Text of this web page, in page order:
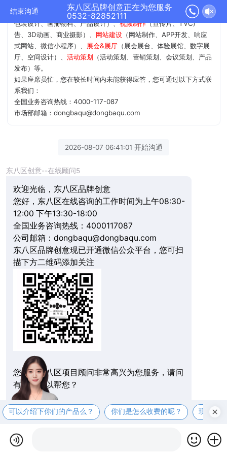
结束沟通
东八区品牌创意正在为您服务
0532-82852111
我公司12年 业务涵盖品牌&设计（品牌策略、品牌命名、商标/VI、
包装设计、画册物料、产品设计）、视频制作（宣传片、TVC广
告、3D动画、商业摄影）、 网站建设 （网站制作、APP开发、响应
式网站、微信小程序）、
展会&展厅 （展会展台、体验展馆、数字展
厅、空间设计）、活动策划 （活动策划、营销策划、会议策划、产品
发布）等。
如果座席员忙，您在较长时间内未能获得应答，您可通过以下方式联
系我们：
全国业务咨询热线：4000-117-087
市场部邮箱：dongbaqu@dongbaqu.com
2026-08-07 06:41:01 开始沟通
东八区创意--在线顾问5
欢迎光临，东八区品牌创意
您好，东八区在线咨询的工作时间为上午08:30-
12:00 下午13:30-18:00
全国业务咨询热线：4000117087
公司邮箱：dongbaqu@dongbaqu.com
东八区品牌创意现已开通微信公众平台，您可扫
描下方二维码添加关注
您好，东八区项目顾问非常高兴为您服务，请问
有什么可以帮您？
在线拨打
可以介绍下你们的产品么？ 你们是怎么收费的呢？ 现在有